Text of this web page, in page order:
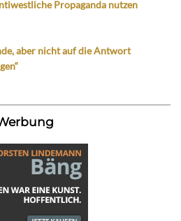
Propaganda nutzen
aber nicht auf die Antwort